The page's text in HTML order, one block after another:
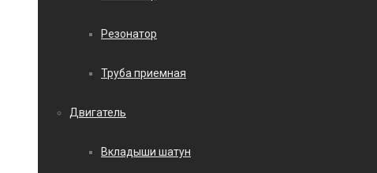
Резонатор
Труба приемная
Двигатель
Вкладыши шатун